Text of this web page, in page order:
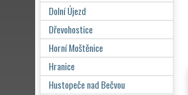
Dolní Újezd
Dřevohostice
Horní Moštěnice
Hranice
Hustopeče nad Bečvou